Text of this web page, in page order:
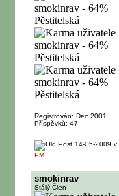
Registrován: Dec 2001
Příspěvků: 47
14-05-2009 v
PM
smokinrav
Stálý Člen